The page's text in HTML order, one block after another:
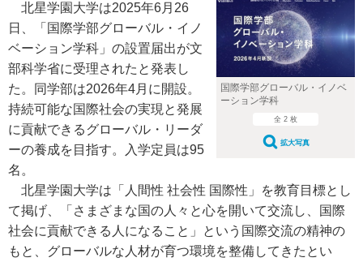
国際学部グローバル・イノベ
ーション学科
全 2 枚
拡大写真
北星学園大学は2025年6月26
日、「国際学部グローバル・イノ
ベーション学科」の設置届出が文
部科学省に受理されたと発表し
た。同学部は2026年4月に開設。
持続可能な国際社会の実現と発展
に貢献できるグローバル・リーダ
ーの養成を目指す。入学定員は95
名。
北星学園大学は「人間性 社会性 国際性」を教育目標とし
て掲げ、「さまざまな国の人々と心を開いて交流し、国際
社会に貢献できる人になること」という国際交流の精神の
もと、グローバルな人材が育つ環境を整備してきたとい